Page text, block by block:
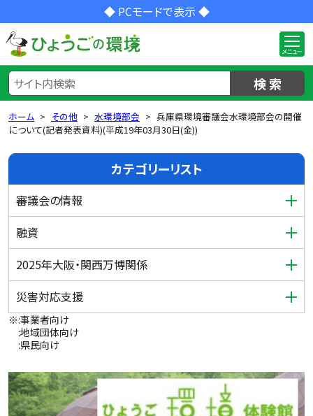
◆ PCモードで表示 ◆
検 索
ホーム その他 水環境部会
兵庫県環境審議会水環境部会の開催
について(記者発表資料)(平成19年03月30日(金))
カテゴリーリスト
審議会の情報
融資
2025年大阪・関西万博関係
災害対応支援
※:事業者向け
:地域団体向け
:県民向け